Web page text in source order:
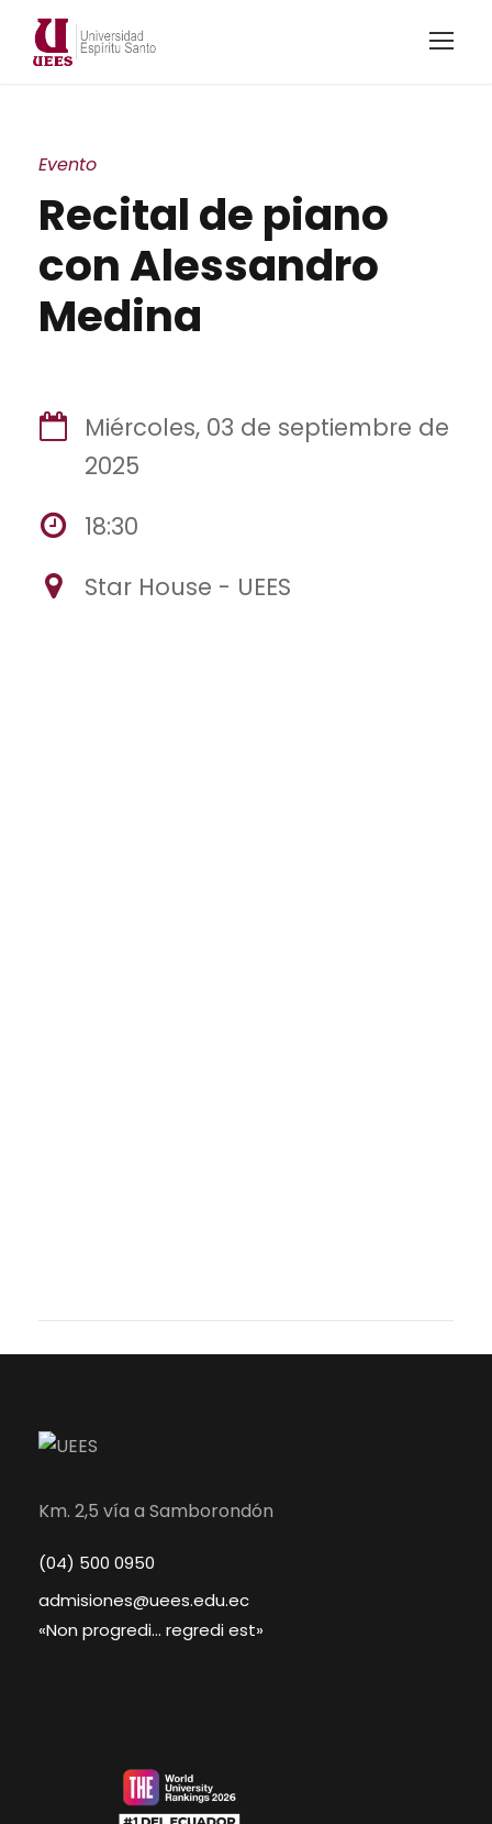
Evento
Recital de piano
con Alessandro
Medina
Miércoles, 03 de septiembre de
2025
18:30
Star House - UEES
Km. 2,5 vía a Samborondón
(04) 500 0950
admisiones@uees.edu.ec
«Non progredi… regredi est»